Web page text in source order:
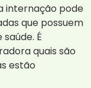
internação pode
que possuem
É
quais são
estão